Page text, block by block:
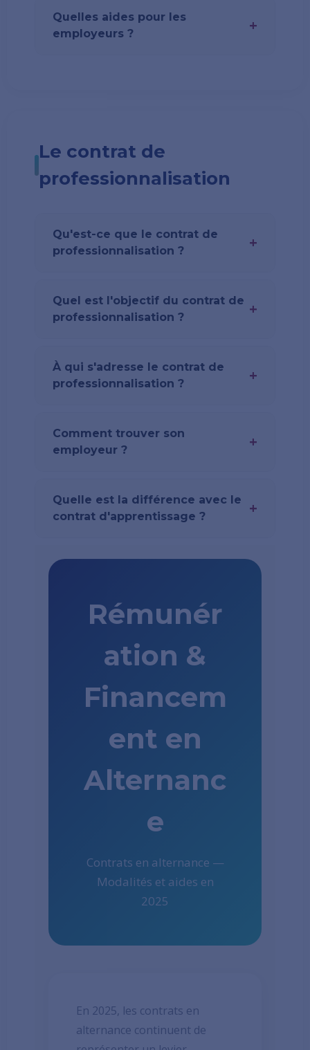
Quelles aides pour les
employeurs ?
+
Le contrat de
professionnalisation
Qu'est-ce que le contrat de
professionnalisation ?
+
Quel est l'objectif du contrat de
professionnalisation ?
+
À qui s'adresse le contrat de
professionnalisation ?
+
Comment trouver son
employeur ?
+
Quelle est la différence avec le
contrat d'apprentissage ?
+
Rémunér
ation &
Financem
ent en
Alternanc
e
Contrats en alternance —
Modalités et aides en
2025
En 2025, les contrats en
alternance continuent de